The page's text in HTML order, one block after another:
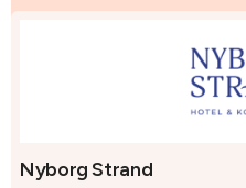
Nyborg Strand